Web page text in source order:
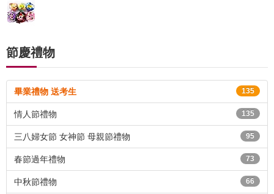
節慶禮物
畢業禮物 送考生 135
情人節禮物 135
三八婦女節 女神節 母親節禮物 95
春節過年禮物 73
中秋節禮物 66